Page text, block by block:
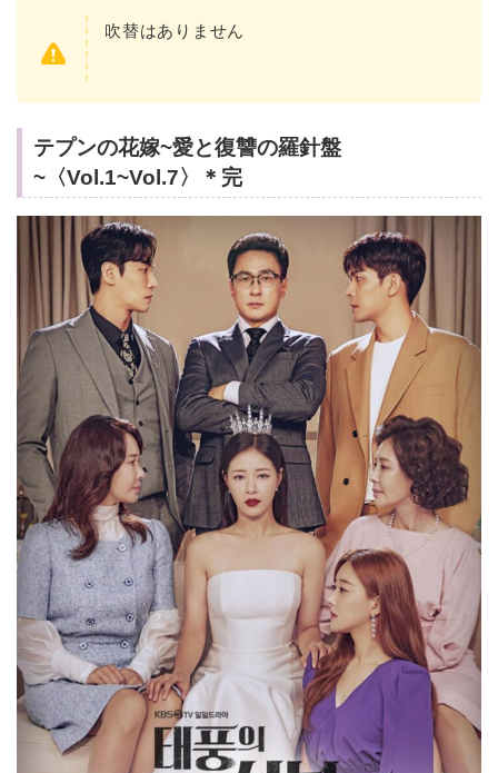
吹替はありません
テプンの花嫁~愛と復讐の羅針盤
~〈Vol.1~Vol.7〉＊完